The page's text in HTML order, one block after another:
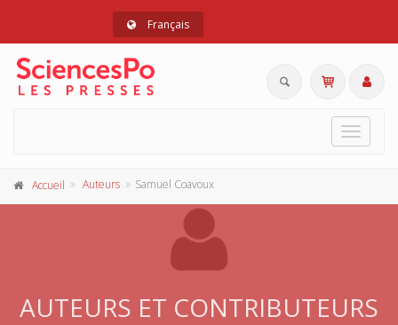
Français
Toggle
Accueil Auteurs Samuel Coavoux
AUTEURS ET CONTRIBUTEURS